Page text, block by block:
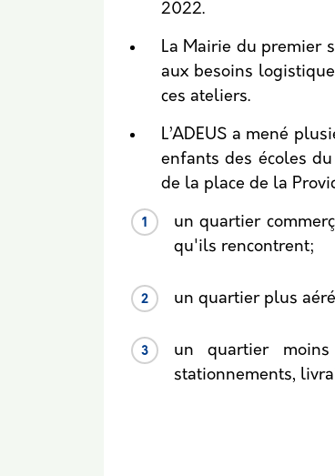
2022.
La Mairie du premier
aux besoins
ces ateliers.
L’ADEUS a mené
enfants des écoles
de la place de la
un quartier
qu'ils rencontrent;
un quartier plus
un quartier moins
stationnements,